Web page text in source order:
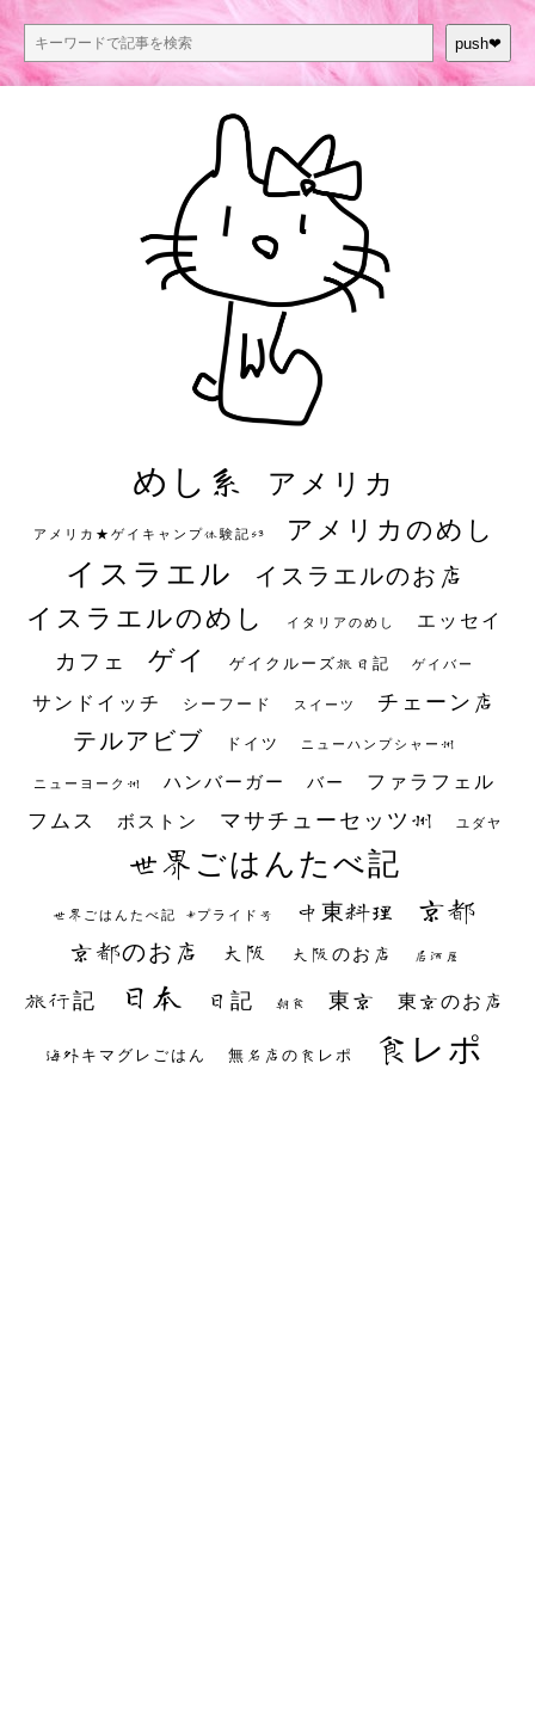
push❤︎
めし系 アメリカ
アメリカ★ゲイキャンプ体験記S3 アメリカのめし
イスラエル イスラエルのお店
イスラエルのめし イタリアのめし エッセイ
カフェ ゲイ ゲイクルーズ旅日記 ゲイバー
サンドイッチ シーフード スイーツ チェーン店
テルアビブ ドイツ ニューハンプシャー州
ニューヨーク州 ハンバーガー バー ファラフェル
フムス ボストン マサチューセッツ州 ユダヤ
世界ごはんたべ記
世界ごはんたべ記 #プライド号 中東料理 京都
京都のお店 大阪 大阪のお店 居酒屋
旅行記 日本 日記 朝食 東京 東京のお店
海外キマグレごはん 無名店の食レポ 食レポ